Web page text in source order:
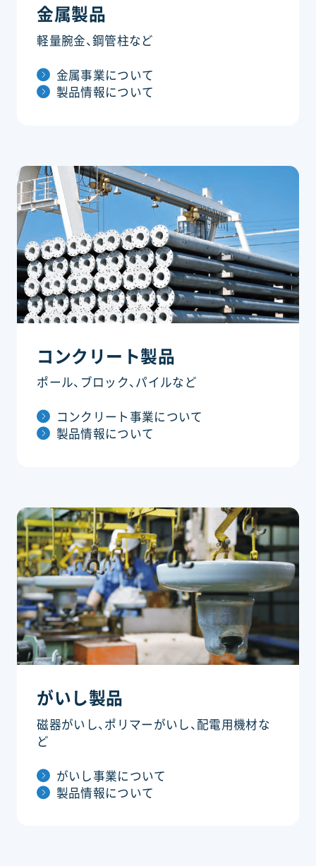
金属製品
軽量腕金、鋼管柱など
金属事業について
製品情報について
コンクリート製品
ポール、ブロック、パイルなど
コンクリート事業について
製品情報について
がいし製品
磁器がいし、ポリマーがいし、配電用機材な
ど
がいし事業について
製品情報について